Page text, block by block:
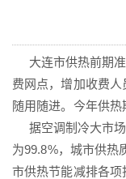
大连市供热前期准
费网点，增加收费
随用随进。今年供
据空调制冷大市场
为99.8%，城市供热
市供热节能减排各